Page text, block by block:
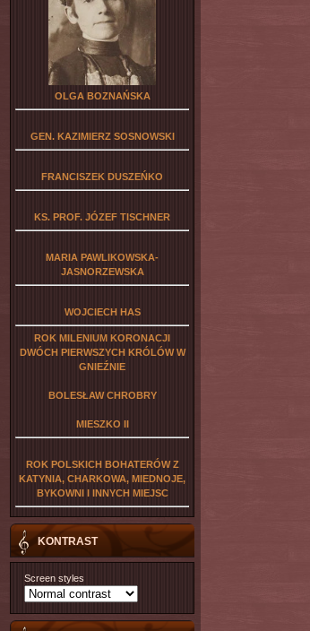
OLGA BOZNAŃSKA
GEN. KAZIMIERZ SOSNOWSKI
FRANCISZEK DUSZEŃKO
KS. PROF. JÓZEF TISCHNER
MARIA PAWLIKOWSKA-
JASNORZEWSKA
WOJCIECH HAS
ROK MILENIUM KORONACJI
DWÓCH PIERWSZYCH KRÓLÓW W
GNIEŹNIE
BOLESŁAW CHROBRY
MIESZKO II
ROK POLSKICH BOHATERÓW Z
KATYNIA, CHARKOWA, MIEDNOJE,
BYKOWNI I INNYCH MIEJSC
KONTRAST
Screen styles